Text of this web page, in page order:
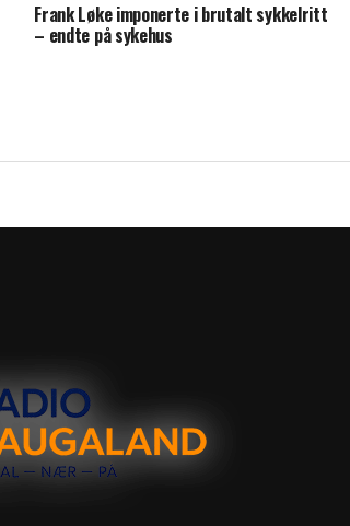
Frank Løke imponerte i brutalt sykkelritt
– endte på sykehus